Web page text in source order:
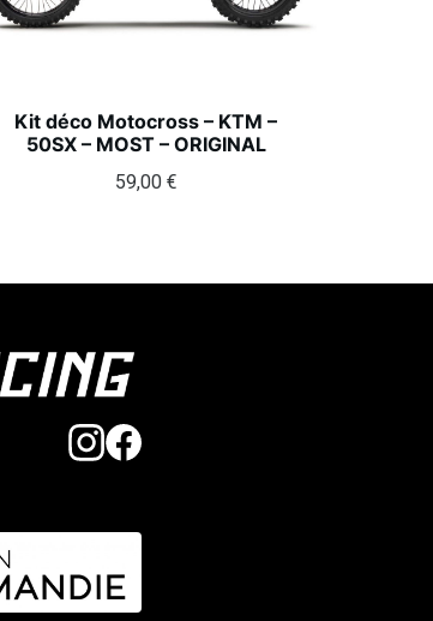
Kit déco Motocross – KTM –
50SX – MOST – ORIGINAL
59,00 €